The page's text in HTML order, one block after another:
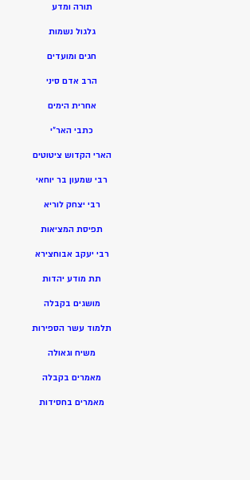
תורה ומדע
גלגול נשמות
חגים ומועדים
הרב אדם סיני
אחרית הימים
כתבי האר”י
הארי הקדוש ציטוטים
רבי שמעון בר יוחאי
רבי יצחק לוריא
תפיסת המציאות
רבי יעקב אבוחצירא
תת מודע יהדות
מושגים בקבלה
תלמוד עשר הספירות
משיח וגאולה
מאמרים בקבלה
מאמרים בחסידות